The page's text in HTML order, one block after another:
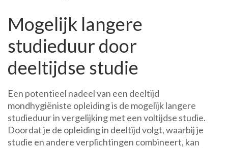
Mogelijk langere
studieduur door
deeltijdse studie
Een potentieel nadeel van een deeltijd
mondhygiëniste opleiding is de mogelijk langere
studieduur in vergelijking met een voltijdse studie.
Doordat je de opleiding in deeltijd volgt, waarbij je
studie en andere verplichtingen combineert, kan